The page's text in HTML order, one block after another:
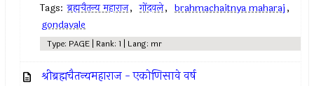
Tags: ब्रह्मचैतन्य महाराज, गोंदवले, brahmachaitnya maharaj,
gondavale
Type: PAGE | Rank: 1 | Lang: mr
श्रीब्रह्मचैतन्यमहाराज - एकोणिसावे वर्ष